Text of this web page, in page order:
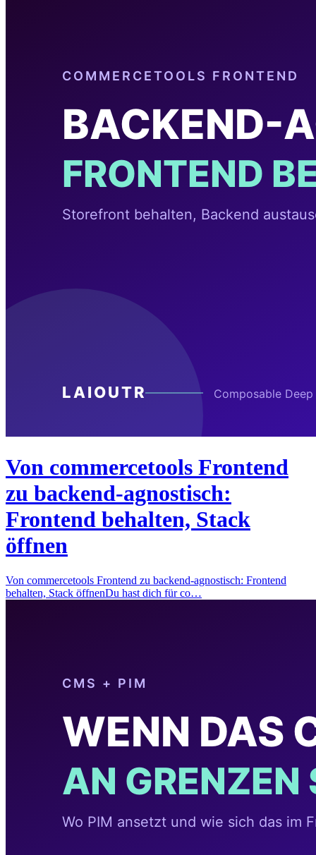
Von commercetools Frontend
zu backend-agnostisch:
Frontend behalten, Stack
öffnen
Von commercetools Frontend zu backend-agnostisch: Frontend
behalten, Stack öffnenDu hast dich für co…